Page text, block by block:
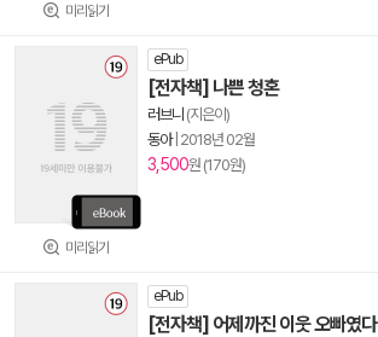
미리읽기
미리읽기
ePub
[전자책] 나쁜 청혼
러브니 (지은이)
동아| 2018년 02월
3,500원 (170원)
ePub
[전자책] 어제까진 이웃 오빠였다